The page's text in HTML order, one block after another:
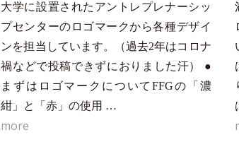
大学に設置されたアントレプレナーシッ
プセンターのロゴマークから各種デザイ
ンを担当しています。（過去2年はコロナ
禍などで投稿できずにおりました汗） ●
まずはロゴマークについてFFGの「濃
紺」と「赤」の使用 …
more